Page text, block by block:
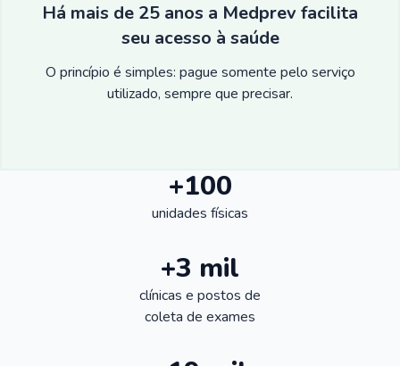
Há mais de 25 anos a Medprev facilita
seu acesso à saúde
O princípio é simples: pague somente pelo serviço
utilizado, sempre que precisar.
+100
unidades físicas
+3 mil
clínicas e postos de
coleta de exames